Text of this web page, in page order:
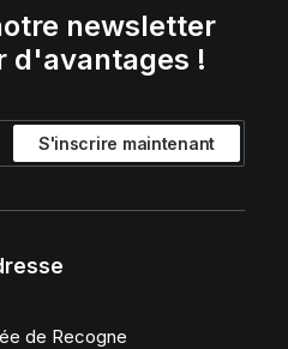
newsletter
d'avantages !
de Recogne